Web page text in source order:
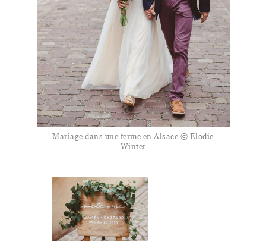
Mariage dans une ferme en Alsace © Elodie
Winter